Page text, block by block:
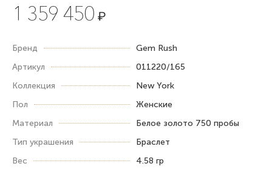
1 359 450 ₽
Бренд
Gem Rush
Артикул
011220/165
Коллекция
New York
Пол
Женские
Материал
Белое золото 750 пробы
Тип украшения
Браслет
Вес
4.58 гр